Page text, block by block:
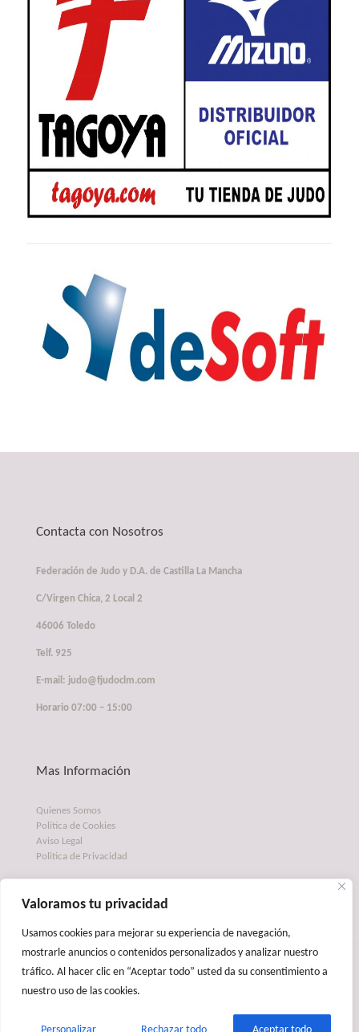
Valoramos tu privacidad
Usamos cookies para mejorar su experiencia de navegación,
mostrarle anuncios o contenidos personalizados y analizar nuestro
tráfico. Al hacer clic en “Aceptar todo” usted da su consentimiento a
nuestro uso de las cookies.
Contacta con Nosotros
Federación de Judo y D.A. de Castilla La Mancha
C/Virgen Chica, 2 Local 2
46006 Toledo
Telf. 925
E-mail: judo@fjudoclm.com
Horario 07:00 – 15:00
Mas Información
Quienes Somos
Politica de Cookies
Aviso Legal
Politica de Privacidad
© 2026 Betheme by Muffin group| All Rights Reserved | Powered